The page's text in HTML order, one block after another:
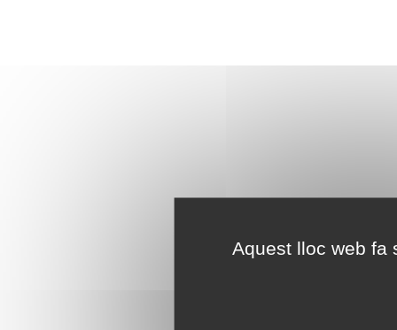
Aquest lloc web fa